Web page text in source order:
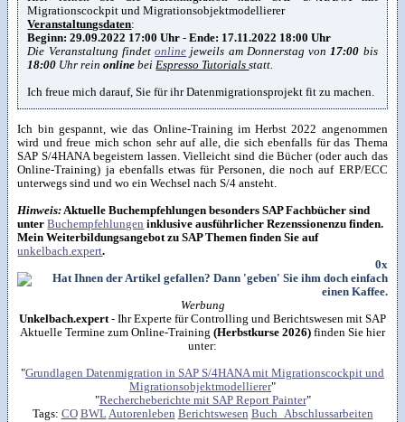
Migrationscockpit und Migrationsobjektmodellierer
Veranstaltungsdaten:
Beginn: 29.09.2022 17:00 Uhr -Ende: 17.11.2022 18:00 Uhr
Die Veranstaltung findetonline jeweils am Donnerstag von17:00 bis
18:00 Uhr reinonline beiEspresso Tutorialsstatt.
Ich freue mich darauf, Sie für ihr Datenmigrationsprojekt fit zu machen.
Ich bin gespannt, wie das Online-Training im Herbst 2022 angenommen
wird und freue mich schon sehr auf alle, die sich ebenfalls für das Thema
SAP S/4HANA begeistern lassen. Vielleicht sind die Bücher (oder auch das
Online-Training) ja ebenfalls etwas für Personen, die noch auf ERP/ECC
unterwegs sind und wo ein Wechsel nach S/4 ansteht.
Hinweis:Aktuelle Buchempfehlungen besonders SAP Fachbücher sind
unterBuchempfehlungen inklusive ausführlicher Rezenssionenzu finden.
Mein Weiterbildungsangebot zu SAP Themen finden Sie auf
unkelbach.expert.
0x
Werbung
Unkelbach.expert- Ihr Experte für Controlling und Berichtswesen mit SAP
Aktuelle Termine zum Online-Training (Herbstkurse 2026) finden Sie hier
unter:
"Grundlagen Datenmigration in SAP S/4HANA mit Migrationscockpit und
Migrationsobjektmodellierer"
"Rechercheberichte mit SAP Report Painter"
Tags: CO BWL Autorenleben Berichtswesen Buch_Abschlussarbeiten